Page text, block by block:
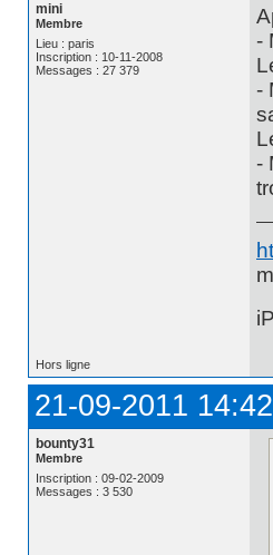
mini
Membre
Lieu : paris
Inscription : 10-11-2008
Messages : 27 379
-
-
-
Hors ligne
21-09-2011
bounty31
Membre
Inscription : 09-02-2009
Messages : 3 530